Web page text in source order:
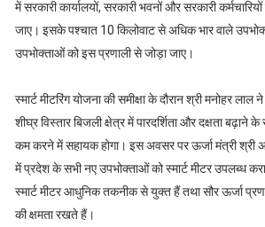
में सरकारी कार्यालयों, सरकारी भवनों और सरकारी
जाए। इसके पश्चात 10 किलोवाट से अधिक भार वाले
उपभोक्ताओं को इस प्रणाली से जोड़ा जाए।
स्मार्ट मीटरिंग योजना की समीक्षा के दौरान श्री मनोहर लाल
शीघ्र विस्तार बिजली क्षेत्र में पारदर्शिता और दक्षता बढ़ाने
कम करने में सहायक होगा। इस अवसर पर ऊर्जा मंत्री श्री
में प्रदेश के सभी नए उपभोक्ताओं को स्मार्ट मीटर उपलब्ध
स्मार्ट मीटर आधुनिक तकनीक से युक्त हैं तथा सौर ऊर्जा
की क्षमता रखते हैं।